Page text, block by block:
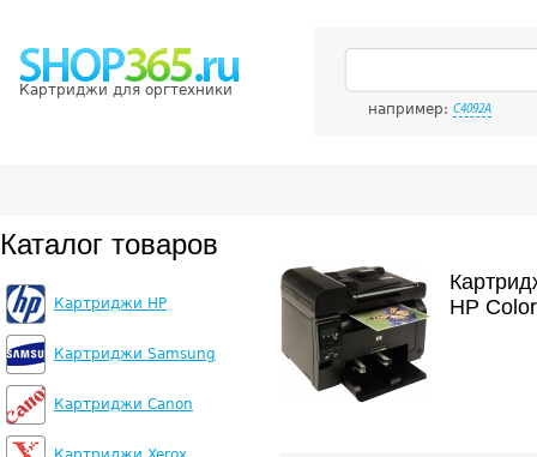
Картриджи для оргтехники
например: C4092A
Каталог товаров
Картриджи HP
Картриджи Samsung
Картриджи Canon
HP